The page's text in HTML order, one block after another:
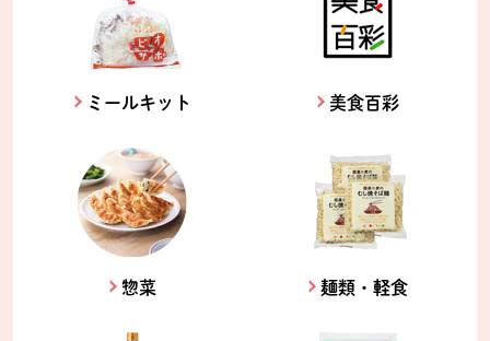
ミールキット 美食百彩
惣菜 麺類・軽食